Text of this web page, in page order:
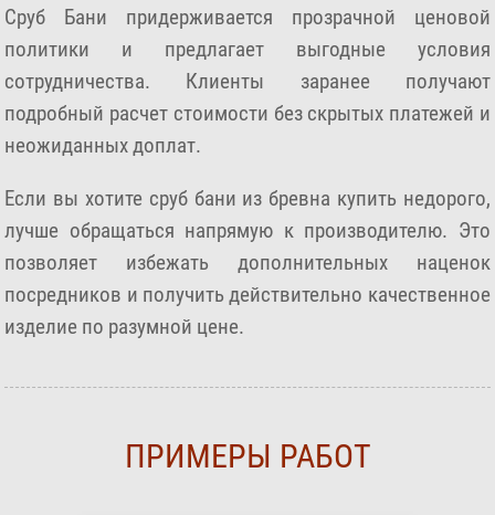
Сруб Бани придерживается прозрачной ценовой
политики и предлагает выгодные условия
сотрудничества. Клиенты заранее получают
подробный расчет стоимости без скрытых платежей и
неожиданных доплат.
Если вы хотите сруб бани из бревна купить недорого,
лучше обращаться напрямую к производителю. Это
позволяет избежать дополнительных наценок
посредников и получить действительно качественное
изделие по разумной цене.
ПРИМЕРЫ РАБОТ